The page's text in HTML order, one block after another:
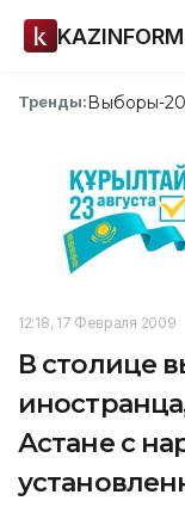
KAZINFORM
Тренды:Выборы-
12:18, 17 Февраля 2009
В столице
Астане с